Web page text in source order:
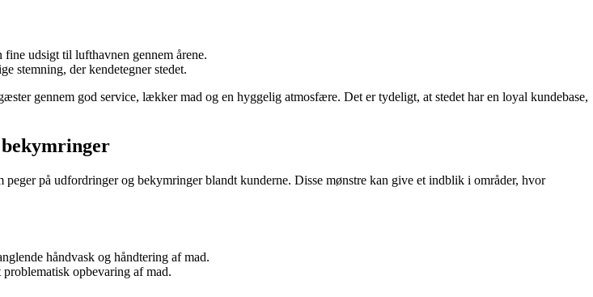
udsigt til lufthavnen gennem årene.
stemning, der kendetegner stedet.
gennem god service, lækker mad og en hyggelig atmosfære. Det er tydeligt, at stedet har en loyal kundebase,
på udfordringer og bekymringer blandt kunderne. Disse mønstre kan give et indblik i områder, hvor
håndvask og håndtering af mad.
opbevaring af mad.